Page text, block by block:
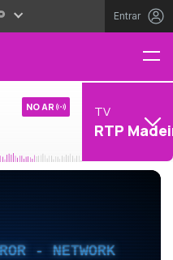
Entrar
NO AR TV
RTP
- NETWORK